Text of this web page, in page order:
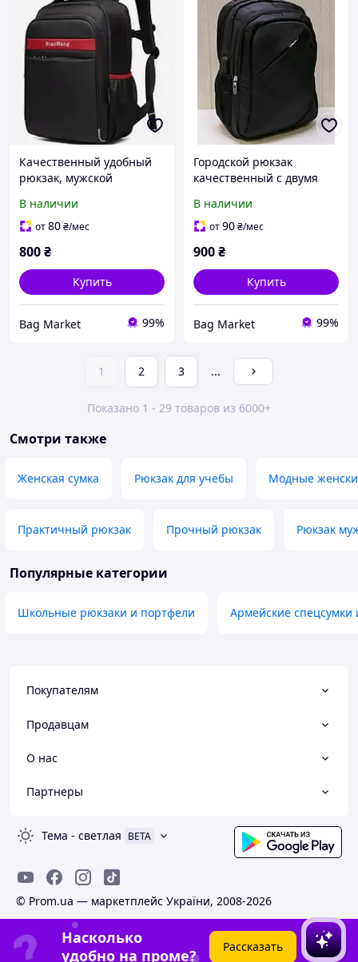
Качественный удобный
рюкзак, мужской
Черный
В наличии
от80₴/мес
800₴
Купить
Bag Market 99%
Городской рюкзак
качественный с двумя
USB разъемом (40 см)
В наличии
от90₴/мес
900₴
Купить
Bag Market 99%
1 2 3 ...
Показано 1 - 29 товаров из 6000+
Смотри также
Женская сумка Рюкзак для учебы Модные
Практичный рюкзак Прочный рюкзак Рюкзак
Популярные категории
Школьные рюкзаки и портфели Армейские спецсумки
Покупателям
Продавцам
О нас
Партнеры
Тема - светлая BETA
© Prom.ua — маркетплейс України, 2008-2026
Насколько
удобно на проме?
Рассказать